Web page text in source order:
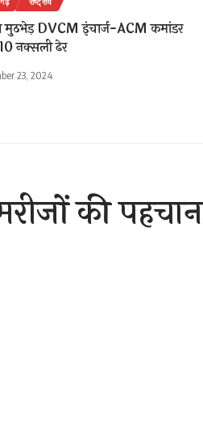
DVCM इंचार्ज-ACM कमांडर
नक्सली ढेर
23, 2024
की